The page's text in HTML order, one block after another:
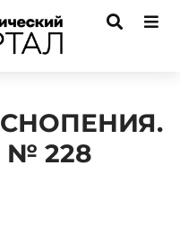
№ 228